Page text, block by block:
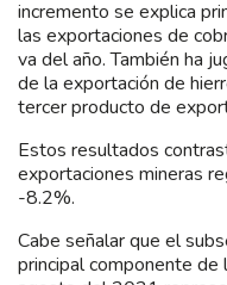
incremento se explica
las exportaciones de
va del año. También ha
de la exportación de
tercer producto de
Estos resultados
exportaciones mineras
-8.2%.
Cabe señalar que el
principal componente de